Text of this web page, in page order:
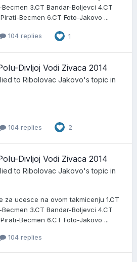
3.CT Bandar-Boljevci 4.CT
Becmen 6.CT Foto-Jakovo ...
104 replies 1
Divljoj Vodi Zivaca 2014
to Ribolovac Jakovo's topic in
104 replies 2
Divljoj Vodi Zivaca 2014
to Ribolovac Jakovo's topic in
za ucesce na ovom takmicenju 1.CT
3.CT Bandar-Boljevci 4.CT
Becmen 6.CT Foto-Jakovo ...
104 replies